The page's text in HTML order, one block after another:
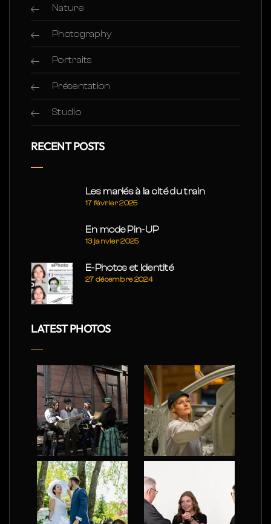
Nature
Photography
Portraits
Présentation
Studio
RECENT POSTS
Les mariés à la cité du train
17 février 2025
En mode Pin-UP
13 janvier 2025
E-Photos et Identité
27 décembre 2024
LATEST PHOTOS